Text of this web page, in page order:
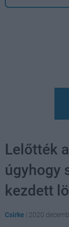
Lelőtték
úgyhogy
kezdett
Csirke | 2020